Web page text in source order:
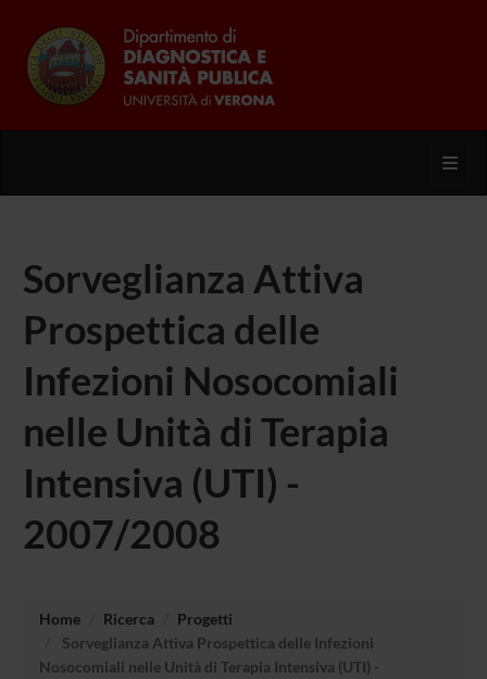
Sorveglianza Attiva
Prospettica delle
Infezioni Nosocomiali
nelle Unità di Terapia
Intensiva (UTI) -
2007/2008
Home Ricerca
Progetti
Sorveglianza Attiva Prospettica delle Infezioni
Nosocomiali nelle Unità di Terapia Intensiva (UTI) -